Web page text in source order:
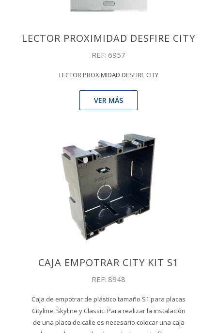
LECTOR PROXIMIDAD DESFIRE CITY
REF: 6957
LECTOR PROXIMIDAD DESFIRE CITY
VER MÁS
CAJA EMPOTRAR CITY KIT S1
REF: 8948
Caja de empotrar de plástico tamaño S1 para placas
Cityline, Skyline y Classic. Para realizar la instalación
de una placa de calle es necesario colocar una caja